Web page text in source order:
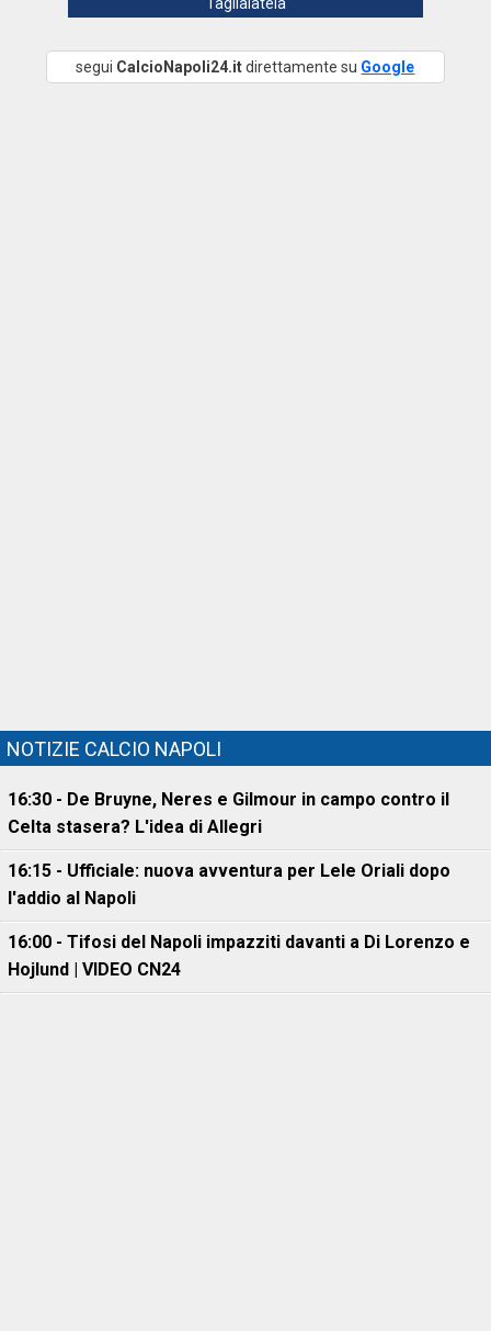
segui CalcioNapoli24.itdirettamente su Google
NOTIZIE CALCIO NAPOLI
16:30 - De Bruyne, Neres e Gilmour in campo contro il
Celta stasera? L'idea di Allegri
16:15 - Ufficiale: nuova avventura per Lele Oriali dopo
l'addio al Napoli
16:00 - Tifosi del Napoli impazziti davanti a Di Lorenzo e
Hojlund | VIDEO CN24